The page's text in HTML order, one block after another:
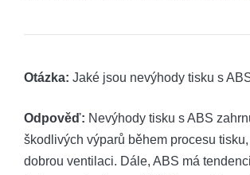
Otázka: Jaké jsou nevýhody tisku s
Odpověď: Nevýhody tisku s ABS
škodlivých výparů během procesu
dobrou ventilaci. Dále, ABS má